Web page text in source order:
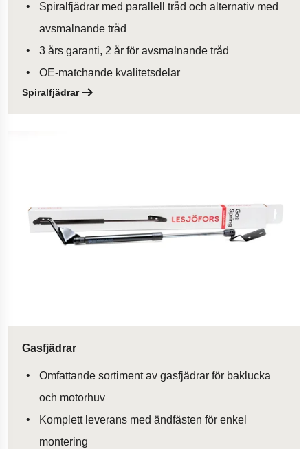
Spiralfjädrar med parallell tråd och alternativ med
avsmalnande tråd
3 års garanti, 2 år för avsmalnande tråd
OE-matchande kvalitetsdelar
Spiralfjädrar
Öppnas i en ny flik
Gasfjädrar
Omfattande sortiment av gasfjädrar för baklucka
och motorhuv
Komplett leverans med ändfästen för enkel
montering